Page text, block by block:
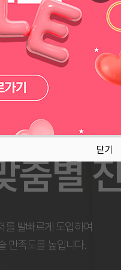
닫기
리미엄 레이저
춤별
를 발빠르게 도입하여
만족도를 높입니다.
한곳에
의
프팅, 바디 시술까지
공하고 있습니다.